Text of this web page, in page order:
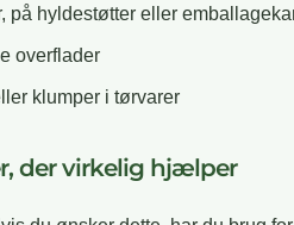
på hyldestøtter eller
overflader
klumper i tørvarer
der virkelig hjælper